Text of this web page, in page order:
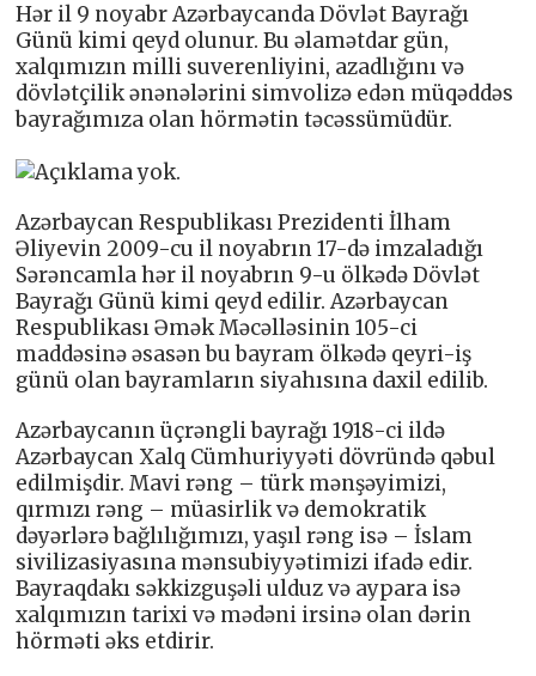
Hər il 9 noyabr Azərbaycanda Dövlət Bayrağı
Günü kimi qeyd olunur. Bu əlamətdar gün,
xalqımızın milli suverenliyini, azadlığını və
dövlətçilik ənənələrini simvolizə edən müqəddəs
bayrağımıza olan hörmətin təcəssümüdür.
Azərbaycan Respublikası Prezidenti İlham
Əliyevin 2009-cu il noyabrın 17-də imzaladığı
Sərəncamla hər il noyabrın 9-u ölkədə Dövlət
Bayrağı Günü kimi qeyd edilir. Azərbaycan
Respublikası Əmək Məcəlləsinin 105-ci
maddəsinə əsasən bu bayram ölkədə qeyri-iş
günü olan bayramların siyahısına daxil edilib.
Azərbaycanın üçrəngli bayrağı 1918-ci ildə
Azərbaycan Xalq Cümhuriyyəti dövründə qəbul
edilmişdir. Mavi rəng – türk mənşəyimizi,
qırmızı rəng – müasirlik və demokratik
dəyərlərə bağlılığımızı, yaşıl rəng isə – İslam
sivilizasiyasına mənsubiyyətimizi ifadə edir.
Bayraqdakı səkkizguşəli ulduz və aypara isə
xalqımızın tarixi və mədəni irsinə olan dərin
hörməti əks etdirir.